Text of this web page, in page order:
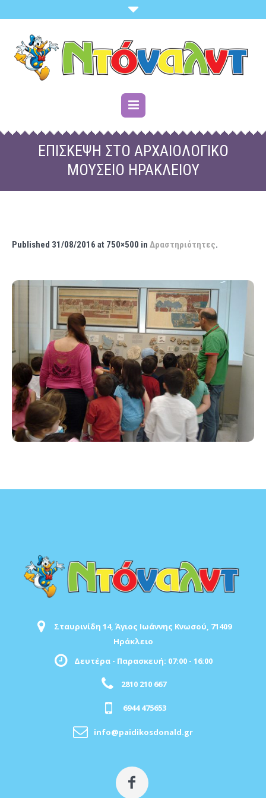
ΕΠΊΣΚΕΨΗ ΣΤΟ ΑΡΧΑΙΟΛΟΓΙΚΌ
ΜΟΥΣΕΊΟ ΗΡΑΚΛΕΊΟΥ
Published 31/08/2016 at 750×500 in Δραστηριότητες.
Σταυρινίδη 14, Άγιος Ιωάννης Κνωσού, 71409
Ηράκλειο
Δευτέρα - Παρασκευή: 07:00 - 16:00
2810 210 667
6944 475653
info@paidikosdonald.gr